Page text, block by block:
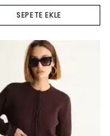
SEPETE EKLE